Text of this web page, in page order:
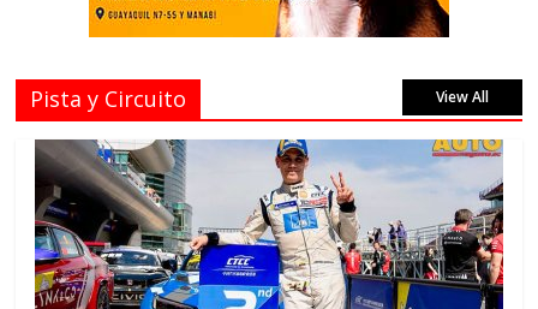
Pista y Circuito View All